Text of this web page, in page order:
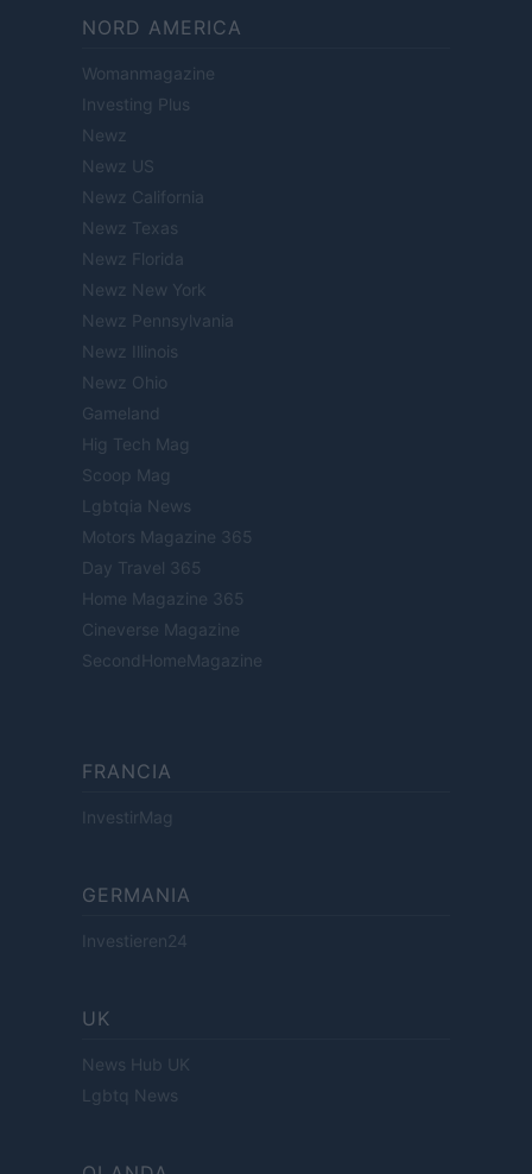
NORD AMERICA
Womanmagazine
Investing Plus
Newz
Newz US
Newz California
Newz Texas
Newz Florida
Newz New York
Newz Pennsylvania
Newz Illinois
Newz Ohio
Gameland
Hig Tech Mag
Scoop Mag
Lgbtqia News
Motors Magazine 365
Day Travel 365
Home Magazine 365
Cineverse Magazine
SecondHomeMagazine
FRANCIA
InvestirMag
GERMANIA
Investieren24
UK
News Hub UK
Lgbtq News